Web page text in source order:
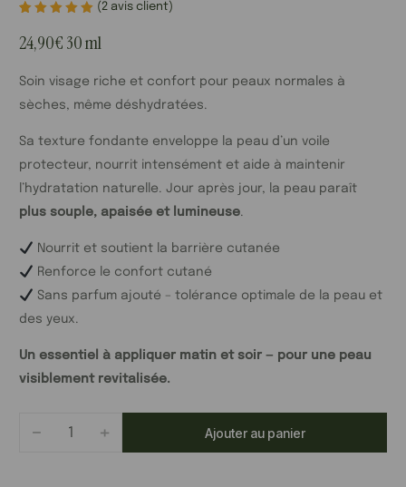
5.00sur
5 basé
client
(2 avis client)
24,90€30 ml
Soin visage riche et confort pour peaux normales à
sèches, même déshydratées.
Sa texture fondante enveloppe la peau d’un voile
protecteur, nourrit intensément et aide à maintenir
l’hydratation naturelle. Jour après jour, la peau paraît
plus souple, apaisée et lumineuse.
Nourrit et soutient la barrière cutanée
Renforce le confort cutané
Sans parfum ajouté – tolérance optimale de la peau et
des yeux.
Un essentiel à appliquer matin et soir — pour une peau
visiblement revitalisée.
+
- Ajouter au panier